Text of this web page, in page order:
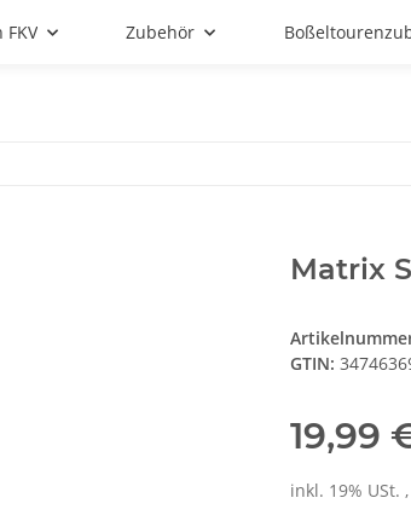
Zubehör
Matrix
GTIN:
19,99
inkl. 19% USt.